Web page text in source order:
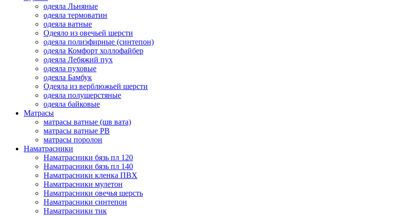
одеяла Льняные
одеяла термоватин
одеяла ватные
Одеяло из овечьей шерсти
одеяла полиэфирные (синтепон)
одеяла Комфорт холлофайбер
одеяла Лебяжий пух
одеяла пуховые
одеяла Бамбук
Одеяла из верблюжьей шерсти
одеяла полушерстяные
одеяла байковые
Матрасы
матрасы ватные (шв вата)
матрасы ватные РВ
матрасы поролон
Наматрасники
Наматрасники бязь пл 120
Наматрасники бязь пл 140
Наматрасники кленка ПВХ
Наматрасники мулетон
Наматрасники овечья шерсть
Наматрасники синтепон
Наматрасники тик